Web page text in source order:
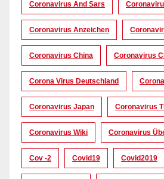
Coronavirus And Sars
Coronavirus Anzeichen
Coronavirus China Coronavirus
Corona Virus Deutschland
Coronavirus Japan Coronavirus
Coronavirus Wiki Coronavirus
Cov -2 Covid19 Covid2019